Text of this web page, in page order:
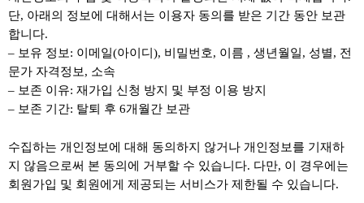
단, 아래의 정보에 대해서는 이용자 동의를 받은 기간 동안 보관
합니다.
– 보유 정보: 이메일(아이디), 비밀번호, 이름 , 생년월일, 성별, 전
문가 자격정보, 소속
– 보존 이유: 재가입 신청 방지 및 부정 이용 방지
– 보존 기간: 탈퇴 후 6개월간 보관
수집하는 개인정보에 대해 동의하지 않거나 개인정보를 기재하
지 않음으로써 본 동의에 거부할 수 있습니다. 다만, 이 경우에는
회원가입 및 회원에게 제공되는 서비스가 제한될 수 있습니다.